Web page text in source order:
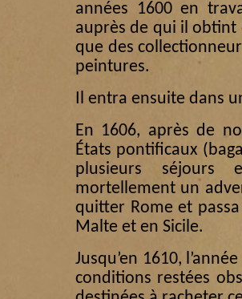
années 1600 en
auprès de qui il obtint
que des
peintures.
Il entra ensuite dans
En 1606, après de
États pontificaux
plusieurs séjours
mortellement un
quitter Rome et
Malte et en Sicile.
Jusqu’en 1610,
conditions restées